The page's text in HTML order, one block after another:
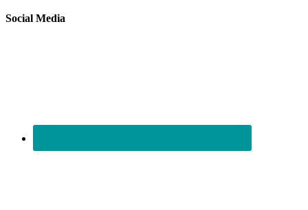
Social Media